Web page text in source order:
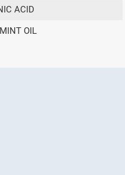
ACID
OIL